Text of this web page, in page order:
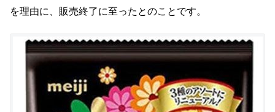
を理由に、販売終了に至ったとのことです。